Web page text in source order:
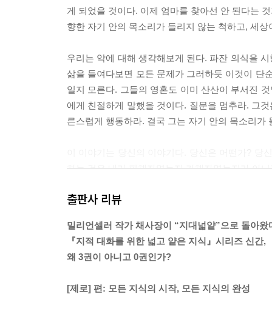
게 되었을 것이다. 이제 엄마를 찾아선 안 된다는
향한 자기 안의 목소리가 들리지 않는 척하고, 세
우리는 악에 대해 생각해보게 된다. 파잔 의식을
삶을 들여다보면 모든 문제가 그러하듯 이것이 단
일지 모른다. 그들의 영혼도 이미 산산이 부서진
에게 친절하게 말했을 것이다. 질문을 멈추라. 그
른스럽게 행동하라. 결국 그는 자기 안의 목소리
하는 것은 내가 피해자였는지 가해자였는지가 아
찮게 느껴진다. 현대에 이르러서도 인류가 ‘신’을
신이 인간의 기원일 것이라는 상상은 나의 존재론
다중 우주를 창조했고 영원의 시간과 무한의 공간
출판사 리뷰
밀리언셀러 작가 채사장이 “지대넓얕”으로 돌아왔
『지적 대화를 위한 넓고 얕은 지식』시리즈 신간,
왜 3권이 아니고 0권인가?
[제로] 편: 모든 지식의 시작, 모든 지식의 완성